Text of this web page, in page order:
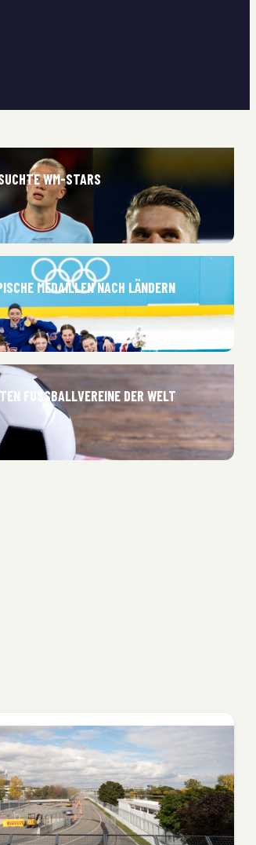
WM-STARS
MEDAILLEN NACH LÄNDERN
FUSSBALLVEREINE DER WELT